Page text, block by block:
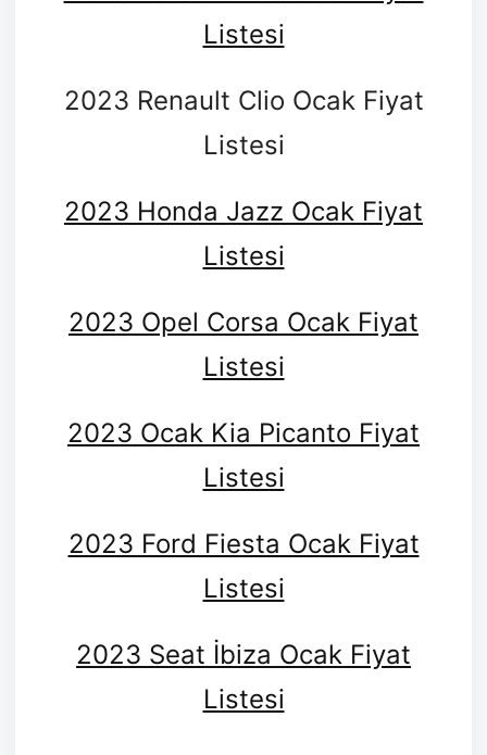
Listesi
2023 Renault Clio Ocak Fiyat
Listesi
2023 Honda Jazz Ocak Fiyat
Listesi
2023 Opel Corsa Ocak Fiyat
Listesi
2023 Ocak Kia Picanto Fiyat
Listesi
2023 Ford Fiesta Ocak Fiyat
Listesi
2023 Seat İbiza Ocak Fiyat
Listesi